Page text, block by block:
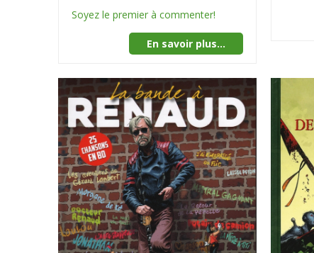
Soyez le premier à commenter!
En savoir plus...